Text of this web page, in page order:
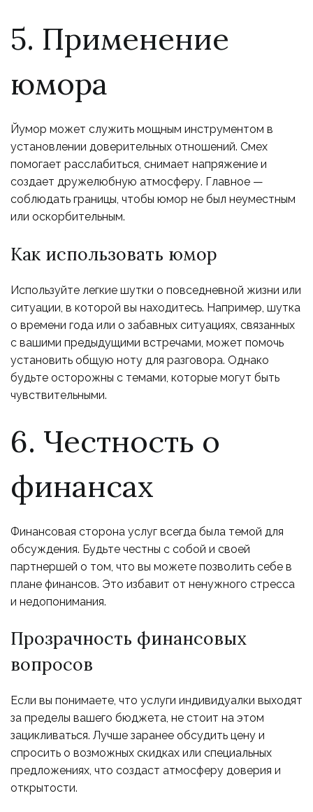
5. Применение
юмора
Йумор может служить мощным инструментом в
установлении доверительных отношений. Смех
помогает расслабиться, снимает напряжение и
создает дружелюбную атмосферу. Главное —
соблюдать границы, чтобы юмор не был неуместным
или оскорбительным.
Как использовать юмор
Используйте легкие шутки о повседневной жизни или
ситуации, в которой вы находитесь. Например, шутка
о времени года или о забавных ситуациях, связанных
с вашими предыдущими встречами, может помочь
установить общую ноту для разговора. Однако
будьте осторожны с темами, которые могут быть
чувствительными.
6. Честность о
финансах
Финансовая сторона услуг всегда была темой для
обсуждения. Будьте честны с собой и своей
партнершей о том, что вы можете позволить себе в
плане финансов. Это избавит от ненужного стресса
и недопонимания.
Прозрачность финансовых
вопросов
Если вы понимаете, что услуги индивидуалки выходят
за пределы вашего бюджета, не стоит на этом
зацикливаться. Лучше заранее обсудить цену и
спросить о возможных скидках или специальных
предложениях, что создаст атмосферу доверия и
открытости.